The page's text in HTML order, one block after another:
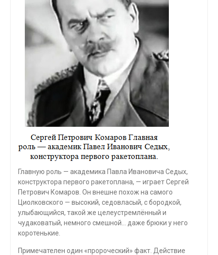
Главную роль — академика Павла Ивановича Седых,
конструктора первого ракетоплана, — играет Сергей
Петрович Комаров. Он внешне похож на самого
Циолковского — высокий, седовласый, с бородкой,
улыбающийся, такой же целеустремлённый и
чудаковатый, немного смешной… даже брюки у него
коротенькие.
Примечателен один «пророческий» факт. Действие